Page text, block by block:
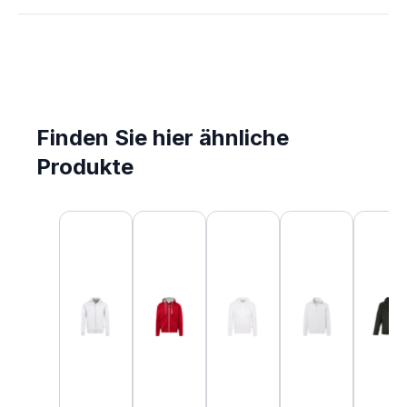
Finden Sie hier ähnliche
Produkte
Produktgalerie überspringen